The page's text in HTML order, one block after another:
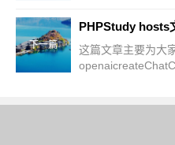
下一篇
这篇文章主要为大